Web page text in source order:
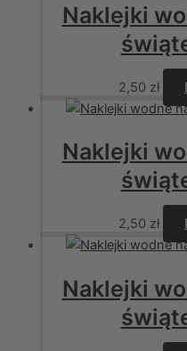
Naklejki
2,50 zł
Naklejki
2,50 zł
Naklejki